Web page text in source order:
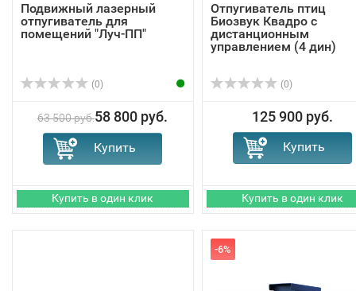
Подвижный лазерный
отпугиватель для
помещений "Луч-ПП"
(0)
63 500 руб.58 800 руб.
Отпугиватель птиц
Биозвук Квадро с
дистанционным
управлением (4 дин)
(0)
125 900 руб.
-6%